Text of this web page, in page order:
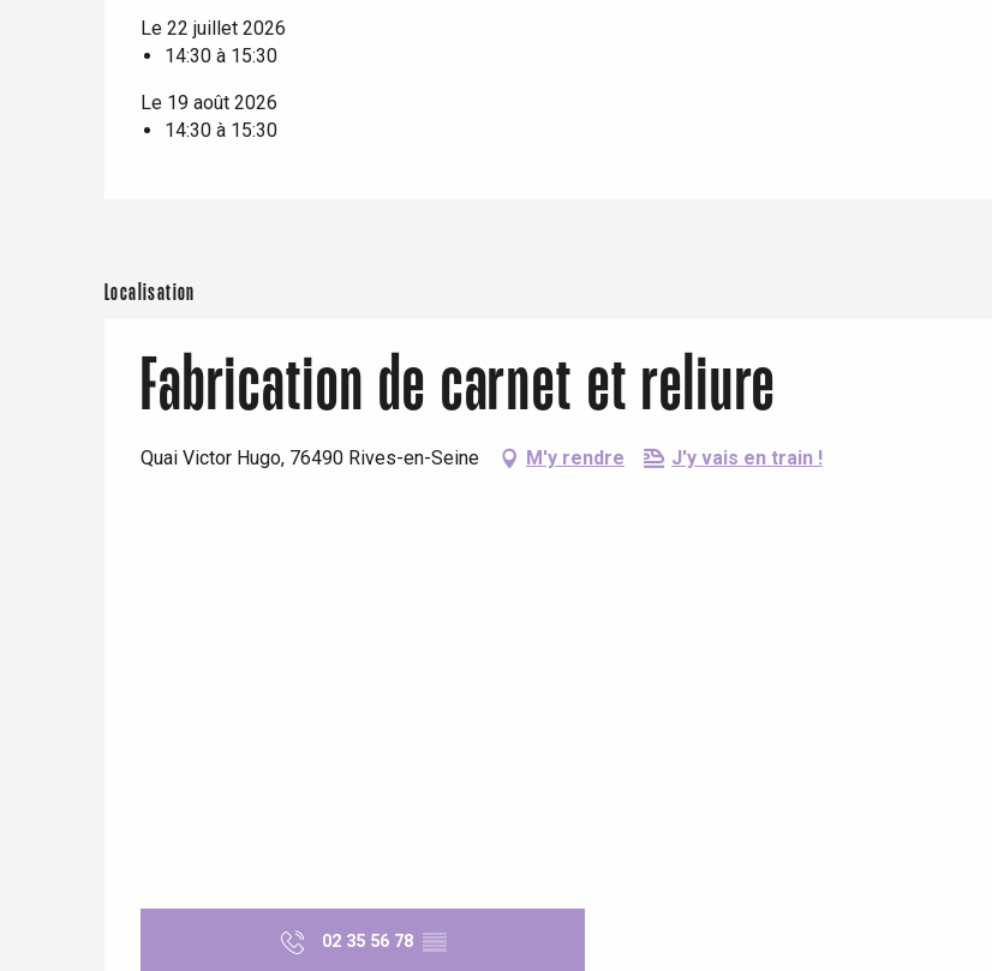
Paris 1h30
Le 22 juillet 2026
14:30 à 15:30
Le 19 août 2026
14:30 à 15:30
Localisation
Fabrication de carnet et reliure
Quai Victor Hugo, 76490 Rives-en-Seine M'y rendre J'y vais en train !
02 35 56 78 ▒▒